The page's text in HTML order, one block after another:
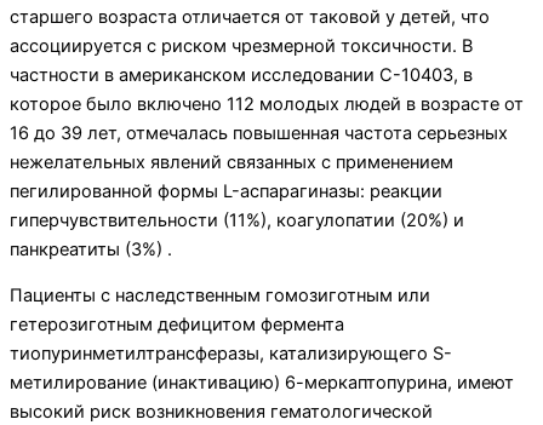
старшего возраста отличается от таковой у детей, что
ассоциируется с риском чрезмерной токсичности. В
частности в американском исследовании C-10403, в
которое было включено 112 молодых людей в возрасте от
16 до 39 лет, отмечалась повышенная частота серьезных
нежелательных явлений связанных с применением
пегилированной формы L-аспарагиназы: реакции
гиперчувствительности (11%), коагулопатии (20%) и
панкреатиты (3%) .
Пациенты с наследственным гомозиготным или
гетерозиготным дефицитом фермента
тиопуринметилтрансферазы, катализирующего S-
метилирование (инактивацию) 6-меркаптопурина, имеют
высокий риск возникновения гематологической